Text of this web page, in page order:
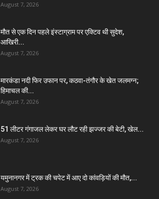
August 7, 2026
मौत से एक दिन पहले इंस्टाग्राम पर एक्टिव थी सुदेश,
आखिरी...
August 7, 2026
मारकंडा नदी फिर उफान पर, कठवा-तंगौर के खेत जलमग्न;
हिमाचल की...
August 7, 2026
51 लीटर गंगाजल लेकर घर लौट रही झज्जर की बेटी, खेल...
August 7, 2026
यमुनानगर में ट्रक की चपेट में आए दो कांवड़ियों की मौत,...
August 7, 2026